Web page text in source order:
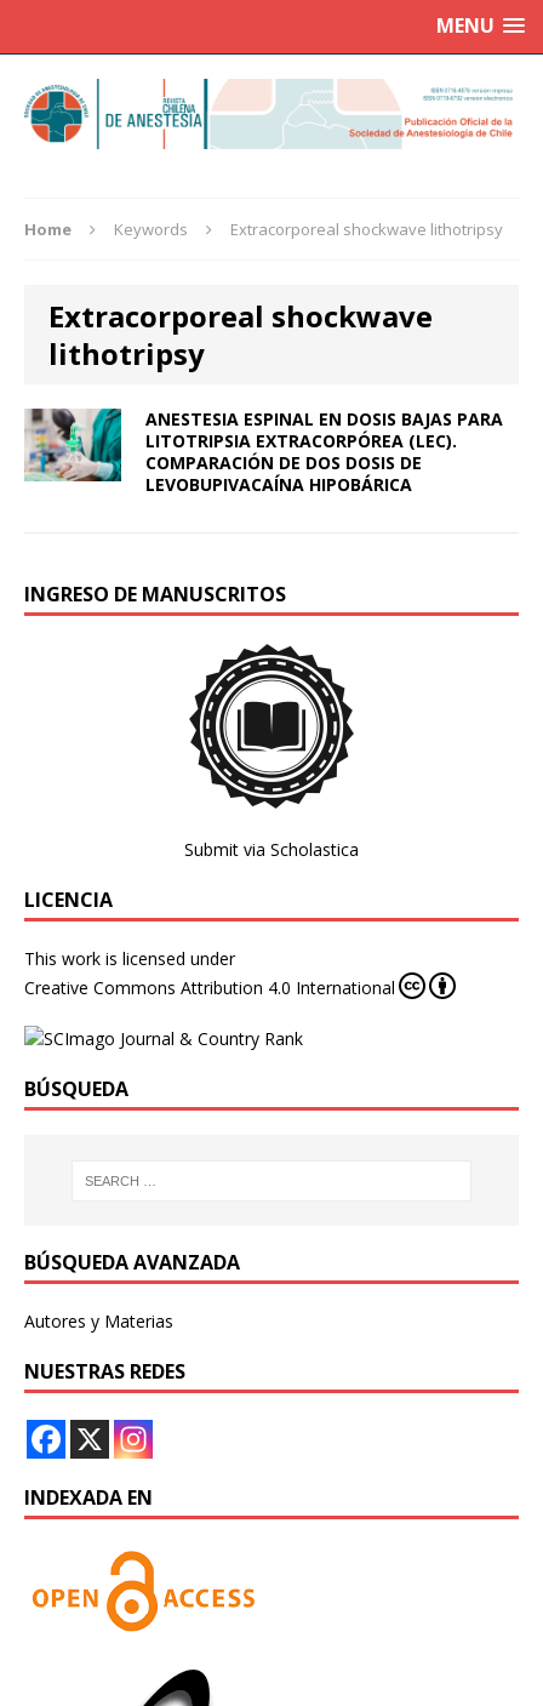
MENU
Home Keywords Extracorporeal shockwave lithotripsy
Extracorporeal shockwave
lithotripsy
ANESTESIA ESPINAL EN DOSIS BAJAS PARA
LITOTRIPSIA EXTRACORPÓREA (LEC).
COMPARACIÓN DE DOS DOSIS DE
LEVOBUPIVACAÍNA HIPOBÁRICA
INGRESO DE MANUSCRITOS
Submit via Scholastica
LICENCIA
This work is licensed under
Creative Commons Attribution 4.0 International
BÚSQUEDA
BÚSQUEDA AVANZADA
Autores y Materias
NUESTRAS REDES
INDEXADA EN